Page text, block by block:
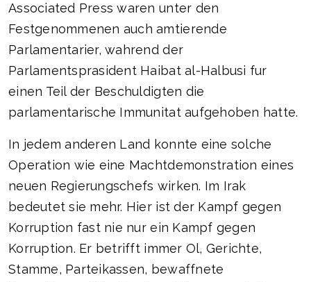
Associated Press waren unter den
Festgenommenen auch amtierende
Parlamentarier, wahrend der
Parlamentsprasident Haibat al-Halbusi fur
einen Teil der Beschuldigten die
parlamentarische Immunitat aufgehoben hatte.
In jedem anderen Land konnte eine solche
Operation wie eine Machtdemonstration eines
neuen Regierungschefs wirken. Im Irak
bedeutet sie mehr. Hier ist der Kampf gegen
Korruption fast nie nur ein Kampf gegen
Korruption. Er betrifft immer Ol, Gerichte,
Stamme, Parteikassen, bewaffnete